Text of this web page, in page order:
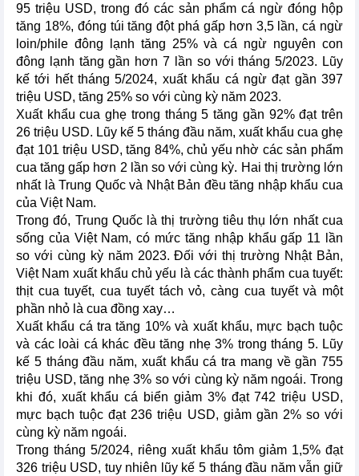
95 triệu USD, trong đó các sản phẩm cá ngừ đóng hộp
tăng 18%, đóng túi tăng đột phá gấp hơn 3,5 lần, cá ngừ
loin/phile đông lạnh tăng 25% và cá ngừ nguyên con
đông lạnh tăng gần hơn 7 lần so với tháng 5/2023. Lũy
kế tới hết tháng 5/2024, xuất khẩu cá ngừ đạt gần 397
triệu USD, tăng 25% so với cùng kỳ năm 2023.
Xuất khẩu cua ghẹ trong tháng 5 tăng gần 92% đạt trên
26 triệu USD. Lũy kế 5 tháng đầu năm, xuất khẩu cua ghẹ
đạt 101 triệu USD, tăng 84%, chủ yếu nhờ các sản phẩm
cua tăng gấp hơn 2 lần so với cùng kỳ. Hai thị trường lớn
nhất là Trung Quốc và Nhật Bản đều tăng nhập khẩu cua
của Việt Nam.
Trong đó, Trung Quốc là thị trường tiêu thụ lớn nhất cua
sống của Việt Nam, có mức tăng nhập khẩu gấp 11 lần
so với cùng kỳ năm 2023. Đối với thị trường Nhật Bản,
Việt Nam xuất khẩu chủ yếu là các thành phẩm cua tuyết:
thịt cua tuyết, cua tuyết tách vỏ, càng cua tuyết và một
phần nhỏ là cua đồng xay…
Xuất khẩu cá tra tăng 10% và xuất khẩu, mực bạch tuộc
và các loài cá khác đều tăng nhẹ 3% trong tháng 5. Lũy
kế 5 tháng đầu năm, xuất khẩu cá tra mang về gần 755
triệu USD, tăng nhẹ 3% so với cùng kỳ năm ngoái. Trong
khi đó, xuất khẩu cá biển giảm 3% đạt 742 triệu USD,
mực bạch tuộc đạt 236 triệu USD, giảm gần 2% so với
cùng kỳ năm ngoái.
Trong tháng 5/2024, riêng xuất khẩu tôm giảm 1,5% đạt
326 triệu USD, tuy nhiên lũy kế 5 tháng đầu năm vẫn giữ